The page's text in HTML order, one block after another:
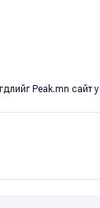
Peak.mn сайт